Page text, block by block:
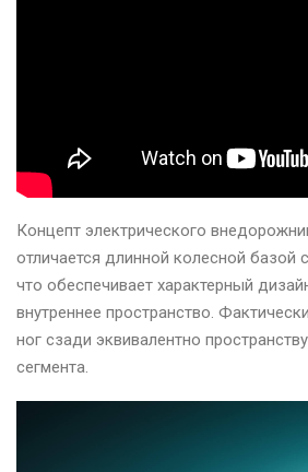
Концепт электрического
отличается длинной колесной базой
что обеспечивает характерный
внутреннее пространство.
ног сзади эквивалентно
сегмента.